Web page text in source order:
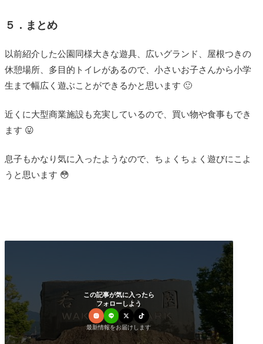
５．まとめ
以前紹介した公園同様大きな遊具、広いグランド、屋根つきの
休憩場所、多目的トイレがあるので、小さいお子さんから小学
生まで幅広く遊ぶことができるかと思います 🙂
近くに大型商業施設も充実しているので、買い物や食事もでき
ます 😛
息子もかなり気に入ったようなので、ちょくちょく遊びにこよ
うと思います 😳
この記事が気に入ったら
フォローしよう
最新情報をお届けします